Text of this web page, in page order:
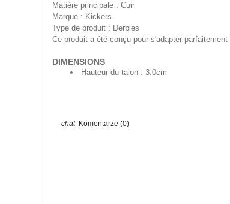
Matière principale : Cuir
Marque : Kickers
Type de produit : Derbies
Ce produit a été conçu pour s'adapter
DIMENSIONS
Hauteur du talon : 3.0cm
Komentarze (0)